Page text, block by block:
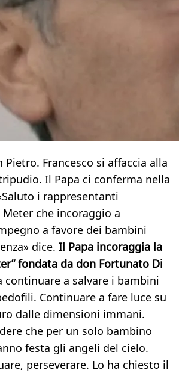
Pietro. Francesco si affaccia alla
Il Papa ci conferma nella
i rappresentanti
Meter che incoraggio a
a favore dei bambini
dice. Il Papa incoraggia la
fondata da don Fortunato Di
continuare a salvare i bambini
Continuare a fare luce su
dalle dimensioni immani.
che per un solo bambino
festa gli angeli del cielo.
perseverare. Lo ha chiesto il